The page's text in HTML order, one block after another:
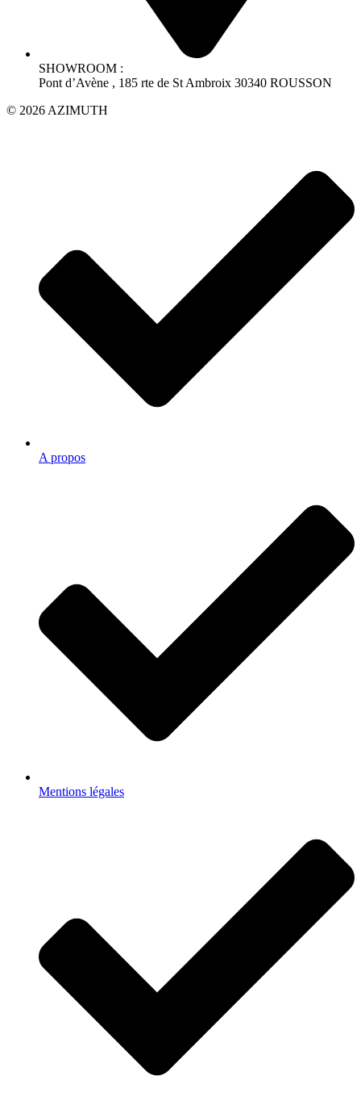
SHOWROOM :
Pont d’Avène , 185 rte de St Ambroix 30340 ROUSSON
© 2026 AZIMUTH
A propos
Mentions légales